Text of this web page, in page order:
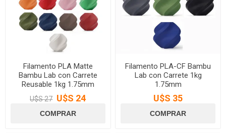
Filamento PLA Matte
Bambu Lab con Carrete
Reusable 1kg 1.75mm
U$S 27 U$S 24
Filamento PLA-CF Bambu
Lab con Carrete 1kg
1.75mm
U$S 35